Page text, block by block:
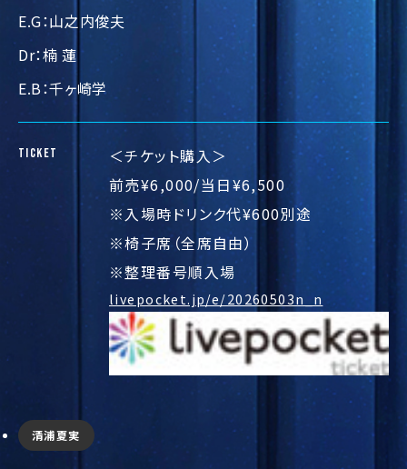
E.G：⼭之内俊夫
Dr：楠 蓮
E.B：千ヶ崎学
TICKET
＜チケット購入＞
前売¥6,000/当日¥6,500
※入場時ドリンク代¥600別途
※椅子席（全席自由）
※整理番号順入場
livepocket.jp/e/20260503n_n
清浦夏実